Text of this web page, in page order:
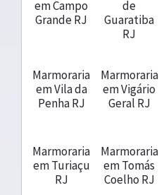
em Campo
Grande RJ
de
Guaratiba
RJ
Marmoraria
em Vila da
Penha RJ
Marmoraria
em Vigário
Geral RJ
Marmoraria
em Turiaçu
RJ
Marmoraria
em Tomás
Coelho RJ